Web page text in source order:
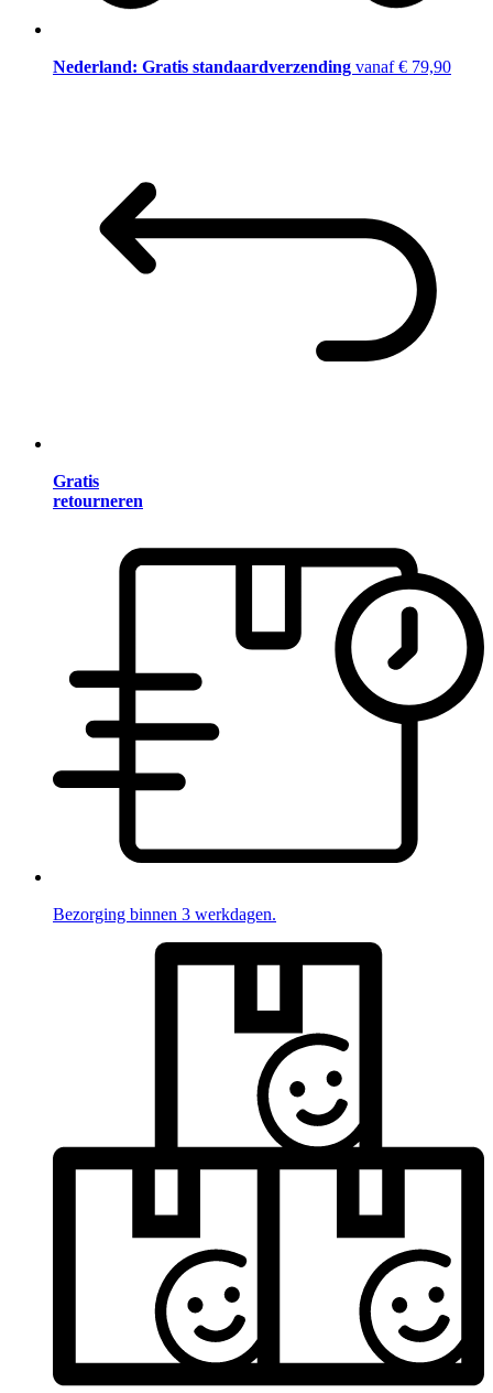
Nederland: Gratis standaardverzending vanaf € 79,90
Gratis
retourneren
Bezorging binnen 3 werkdagen.